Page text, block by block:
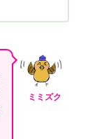
ミミズク